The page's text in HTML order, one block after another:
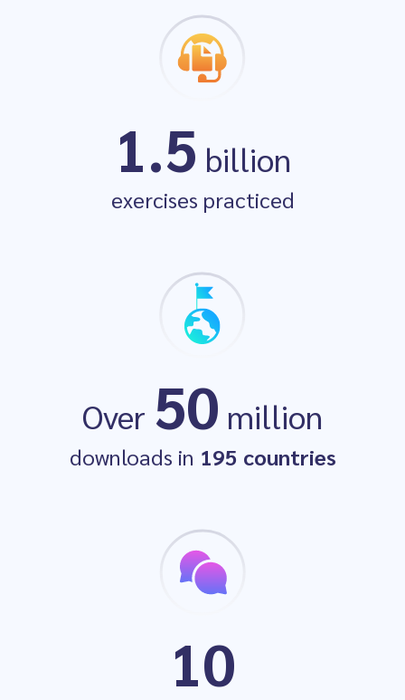
Awards 2021
1.5 billion
exercises practiced
Over 50 million
downloads in 195 countries
10